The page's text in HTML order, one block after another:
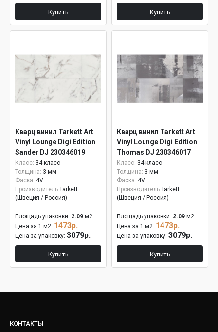
Купить Купить
Кварц винил Tarkett Art
Vinyl Lounge Digi Edition
Sander DJ 230346019
Класс: 34 класс
Толщина: 3 мм
Фаска: 4V
Производитель Tarkett
(Швеция / Россия)
Площадь упаковки: 2.09 м2
Цена за 1 м2: 1473р.
Цена за упаковку: 3079р.
Купить
Кварц винил Tarkett Art
Vinyl Lounge Digi Edition
Thomas DJ 230346017
Класс: 34 класс
Толщина: 3 мм
Фаска: 4V
Производитель Tarkett
(Швеция / Россия)
Площадь упаковки: 2.09 м2
Цена за 1 м2: 1473р.
Цена за упаковку: 3079р.
Купить
КОНТАКТЫ